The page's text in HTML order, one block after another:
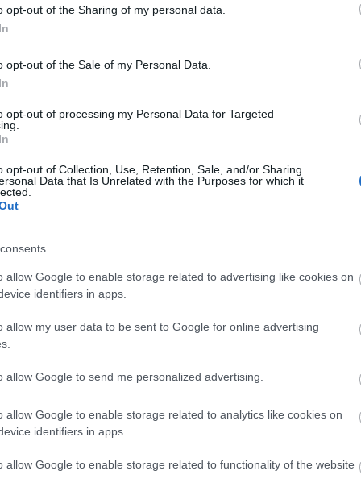
opt-out of the Sharing of my personal data.
opt-out of the Sale of my Personal Data.
opt-out of processing my Personal Data for Targeted
opt-out of Collection, Use, Retention, Sale, and/or Sharing
Data that Is Unrelated with the Purposes for which it
allow Google to enable storage related to advertising like cookies on
identifiers in apps.
allow my user data to be sent to Google for online advertising
allow Google to send me personalized advertising.
allow Google to enable storage related to analytics like cookies on
identifiers in apps.
allow Google to enable storage related to functionality of the website
Bozsik Yvette ismét gyerekelőadásra készül:
életre a Thália Színház Arizona Stúdiójában. A
Egy klasszikus darab újraértelmezése a technikai
Párizsból (Mai Manó Ház) az Internet segítségével
manipulálja a Budapesten (RS9 Színház) élő